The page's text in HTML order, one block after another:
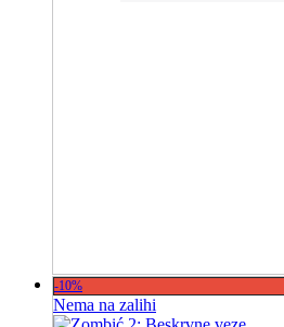
-10%
Nema na zalihi